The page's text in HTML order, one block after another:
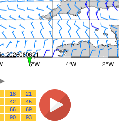
18
21
42
45
66
69
90 93